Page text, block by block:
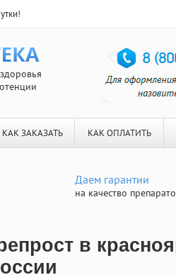
КАК ЗАКАЗАТЬ КАК ОПЛАТИТЬ
Даем гарантии
на качество
в